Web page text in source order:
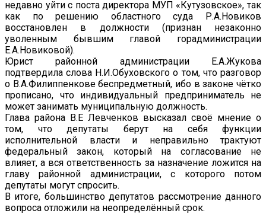
недавно уйти с поста директора МУП «Кутузовское», так
как по решению областного суда Р.А.Новиков
восстановлен в должности (признан незаконно
уволенным бывшим главой горадминистрации
Е.А.Новиковой).
Юрист районной администрации Е.А.Жукова
подтвердила слова Н.И.Обуховского о том, что разговор
о В.А.Филиппенкове беспредметный, ибо в законе чётко
прописано, что индивидуальный предприниматель не
может занимать муниципальную должность.
Глава района В.Е Левченков высказал своё мнение о
том, что депутаты берут на себя функции
исполнительной власти и неправильно трактуют
федеральный закон, который на согласование не
влияет, а вся ответственность за назначение ложится на
главу районной администрации, с которого потом
депутаты могут спросить.
В итоге, большинство депутатов рассмотрение данного
вопроса отложили на неопределённый срок.